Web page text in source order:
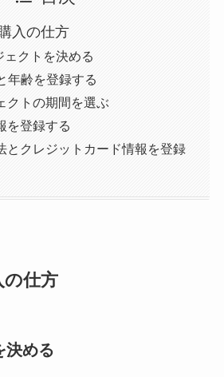
入の仕方
ェクトを決める
年齢を登録する
クトの期間を選ぶ
を登録する
とクレジットカード情報を登録
仕方
決める